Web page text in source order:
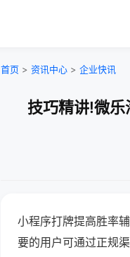
首页 > 资讯中心 > 企业快讯
技巧精讲!微
小程序打牌提高胜率
要的用户可通过正规渠